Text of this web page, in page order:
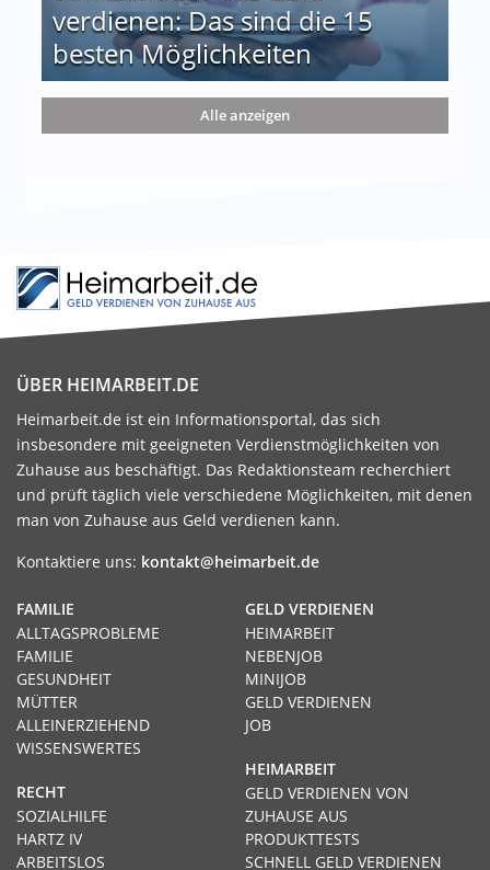
verdienen: Das sind die 15
besten Möglichkeiten
die 15 besten Möglichkeiten
Alle anzeigen
ÜBER HEIMARBEIT.DE
Heimarbeit.de ist ein Informationsportal, das sich
insbesondere mit geeigneten Verdienstmöglichkeiten von
Zuhause aus beschäftigt. Das Redaktionsteam recherchiert
und prüft täglich viele verschiedene Möglichkeiten, mit denen
man von Zuhause aus Geld verdienen kann.
Kontaktiere uns: kontakt@heimarbeit.de
GELD VERDIENEN
HEIMARBEIT
NEBENJOB
MINIJOB
GELD VERDIENEN
JOB
HEIMARBEIT
GELD VERDIENEN VON
ZUHAUSE AUS
PRODUKTTESTS
SCHNELL GELD VERDIENEN
FAMILIE
ALLTAGSPROBLEME
FAMILIE
GESUNDHEIT
MÜTTER
ALLEINERZIEHEND
WISSENSWERTES
RECHT
SOZIALHILFE
HARTZ IV
ARBEITSLOS